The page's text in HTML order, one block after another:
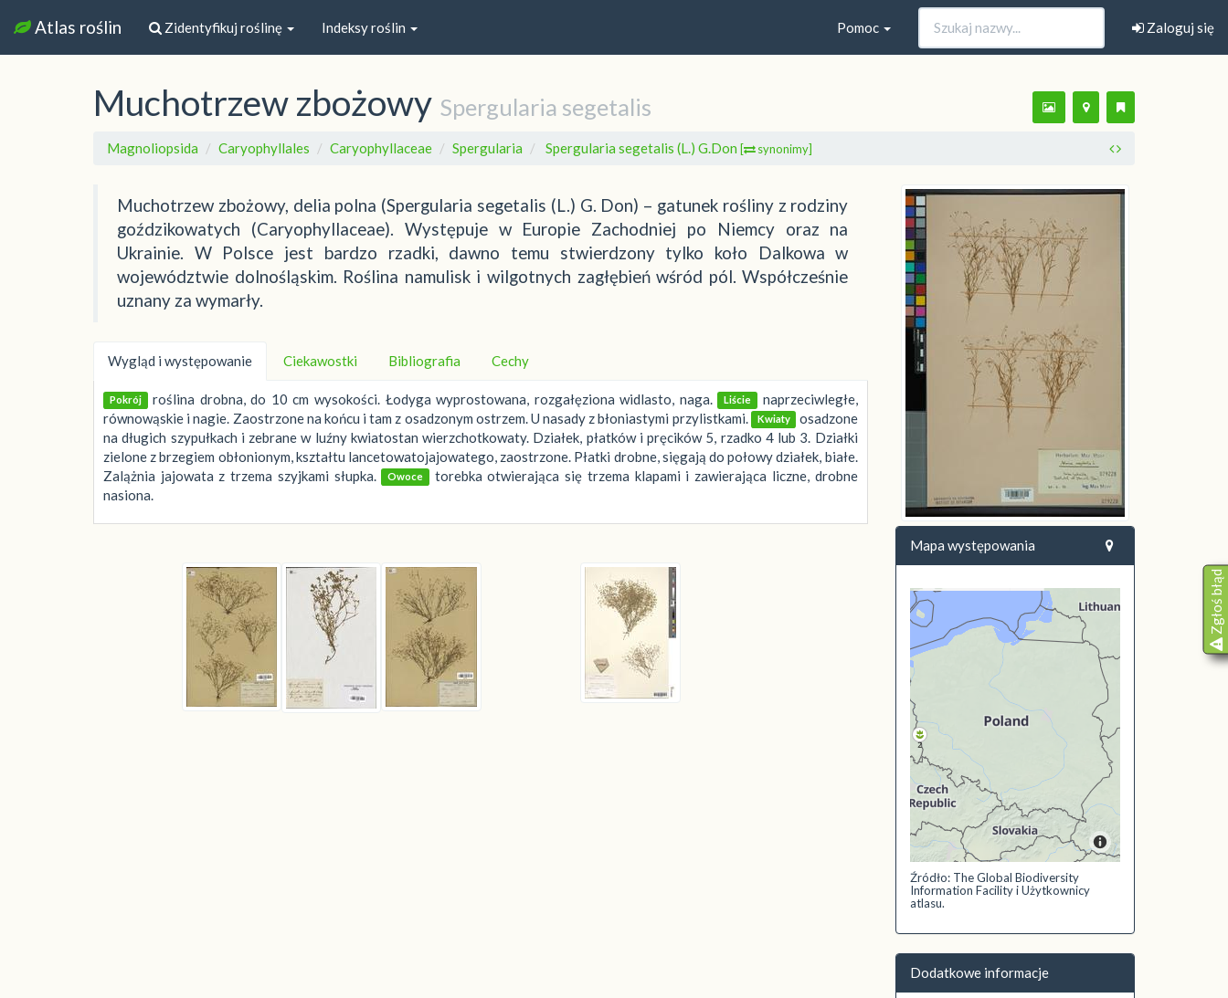
Atlas roślin Zidentyfikuj roślinę Indeksy roślin Zaloguj się
Pomoc
Muchotrzew zbożowy Spergularia segetalis
Magnoliopsida Caryophyllales Caryophyllaceae Spergularia Spergularia segetalis (L.) G.Don [ synonimy]
Muchotrzew zbożowy, delia polna (Spergularia segetalis (L.) G. Don) – gatunek rośliny z rodziny
goździkowatych (Caryophyllaceae). Występuje w Europie Zachodniej po Niemcy oraz na
Ukrainie. W Polsce jest bardzo rzadki, dawno temu stwierdzony tylko koło Dalkowa w
województwie dolnośląskim. Roślina namulisk i wilgotnych zagłębień wśród pól. Współcześnie
uznany za wymarły.
Wygląd i występowanie Ciekawostki Bibliografia Cechy
Pokrój roślina drobna, do 10 cm wysokości. Łodyga wyprostowana, rozgałęziona widlasto, naga. Liście naprzeciwległe,
równowąskie i nagie. Zaostrzone na końcu i tam z osadzonym ostrzem. U nasady z błoniastymi przylistkami.
Kwiaty
osadzone
na długich szypułkach i zebrane w luźny kwiatostan wierzchotkowaty. Działek, płatków i pręcików 5, rzadko 4 lub 3. Działki
zielone z brzegiem obłonionym, kształtu lancetowatojajowatego, zaostrzone. Płatki drobne, sięgają do połowy działek, białe.
Zalążnia jajowata z trzema szyjkami słupka.
Owoce torebka otwierająca się trzema klapami i zawierająca liczne, drobne
nasiona.
Mapa występowania
Źródło: The Global Biodiversity
Information Facility i Użytkownicy
atlasu.
Dodatkowe informacje
Zgłoś błąd